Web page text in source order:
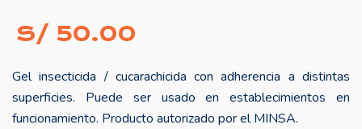
S/ 50.00
Gel insecticida / cucarachicida con adherencia a distintas
superficies. Puede ser usado en establecimientos en
funcionamiento. Producto autorizado por el MINSA.